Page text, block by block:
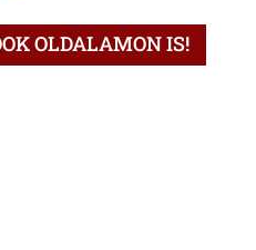
OLDALAMON IS!